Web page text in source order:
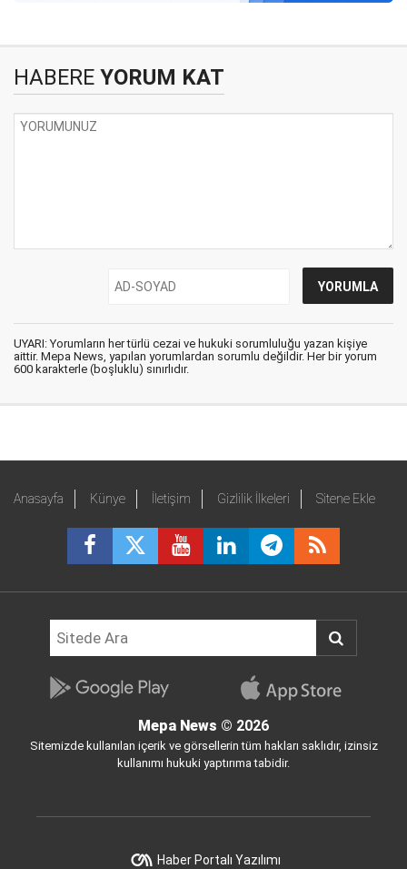
HABERE YORUM KAT
UYARI: Yorumların her türlü cezai ve hukuki sorumluluğu yazan kişiye
aittir. Mepa News, yapılan yorumlardan sorumlu değildir. Her bir yorum
600 karakterle (boşluklu) sınırlıdır.
Anasayfa Künye İletişim Gizlilik İlkeleri Sitene Ekle
Mepa News © 2026
Sitemizde kullanılan içerik ve görsellerin tüm hakları saklıdır, izinsiz
kullanımı hukuki yaptırıma tabidir.
Haber Portalı Yazılımı